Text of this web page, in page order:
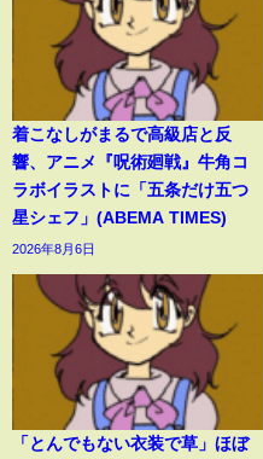
着こなしがまるで高級店と反
響、アニメ『呪術廻戦』牛角コ
ラボイラストに「五条だけ五つ
星シェフ」(ABEMA TIMES)
2026年8月6日
「とんでもない衣装で草」ほぼ